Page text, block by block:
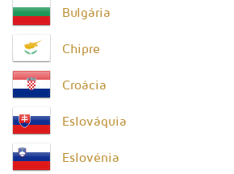
Bulgária
Chipre
Croácia
Eslováquia
Eslovénia